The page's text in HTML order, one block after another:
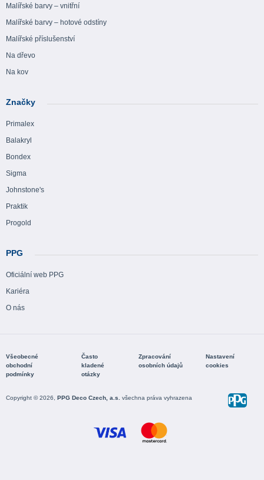
Malířské barvy – vnitřní
Malířské barvy – hotové odstíny
Malířské příslušenství
Na dřevo
Na kov
Značky
Primalex
Balakryl
Bondex
Sigma
Johnstone's
Praktik
Progold
PPG
Oficiální web PPG
Kariéra
O nás
Všeobecné
obchodní
podmínky
Často
kladené
otázky
Zpracování
osobních údajů
Nastavení
cookies
Copyright © 2026, PPG Deco Czech, a.s. všechna práva vyhrazena